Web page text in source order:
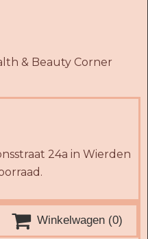
& Beauty Corner
24a in Wierden
 Winkelwagen (0)